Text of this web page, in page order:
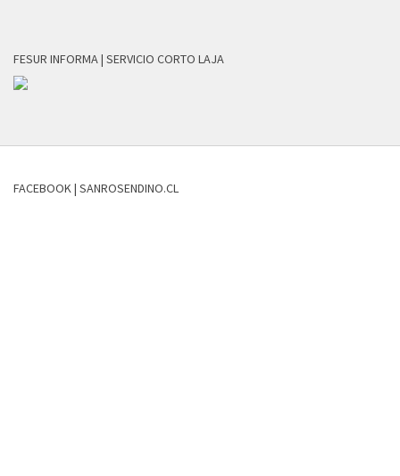
FESUR INFORMA | SERVICIO CORTO LAJA
FACEBOOK | SANROSENDINO.CL